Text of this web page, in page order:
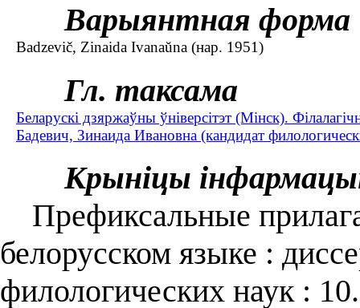
Варыянтная форма
Badzevič, Zinaida Ivanaŭna (нар. 1951)
Гл. таксама
Беларускі дзяржаўны ўніверсітэт (Мінск).
Бадевич, Зинаида Ивановна (кандидат
Крыніцы
Префиксальные
белорусском языке :
филологических наук :